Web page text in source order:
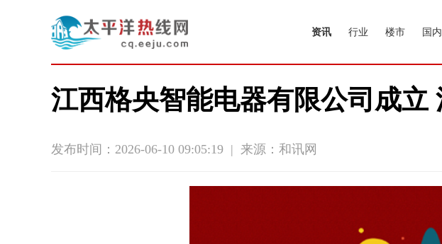
资讯 行业 楼市 国内
江西格央智能电器有限公司成立
发布时间：2026-06-10 09:05:19 | 来源：和讯网